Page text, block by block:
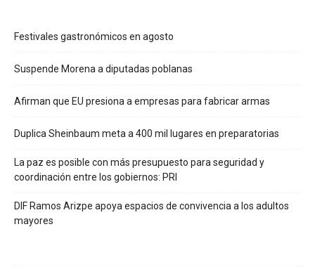
Festivales gastronómicos en agosto
Suspende Morena a diputadas poblanas
Afirman que EU presiona a empresas para fabricar armas
Duplica Sheinbaum meta a 400 mil lugares en preparatorias
La paz es posible con más presupuesto para seguridad y
coordinación entre los gobiernos: PRI
DIF Ramos Arizpe apoya espacios de convivencia a los adultos
mayores